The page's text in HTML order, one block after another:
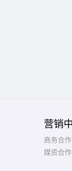
营销
商务合作
媒资合作